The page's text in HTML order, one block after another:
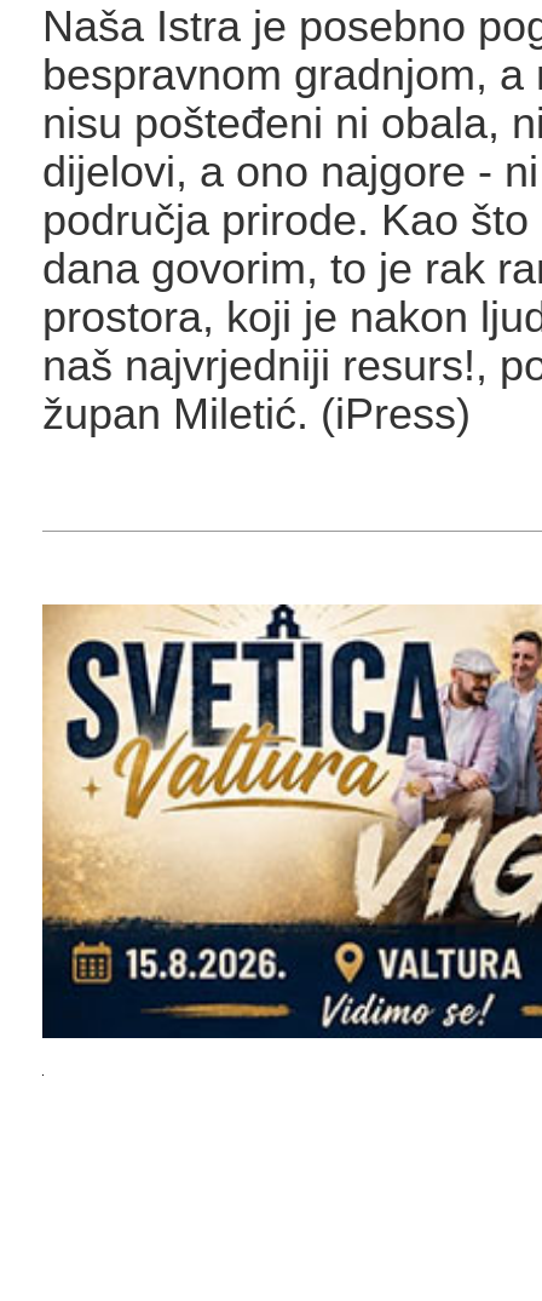
Naša Istra je posebno
bespravnom gradnjom, a
nisu pošteđeni ni obala,
dijelovi, a ono najgore -
područja prirode. Kao
dana govorim, to je rak
prostora, koji je nakon
naš najvrjedniji resurs!,
župan Miletić. (iPress)